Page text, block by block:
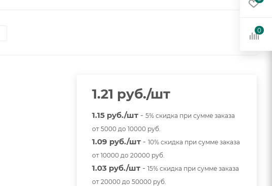
1.21 руб./шт
1.15 руб./шт- 5% скидка при сумме заказа
от 5000 до 10000 руб.
1.09 руб./шт- 10% скидка при сумме заказа
от 10000 до 20000 руб.
1.03 руб./шт- 15% скидка при сумме заказа
от 20000 до 50000 руб.
0